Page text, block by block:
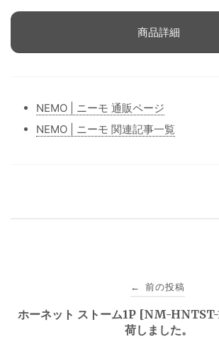
商品詳細
NEMO | ニーモ 通販ページ
NEMO | ニーモ 関連記事一覧
稿
← 前の投稿
ホーネット ストーム1P [NM-
荷しました。